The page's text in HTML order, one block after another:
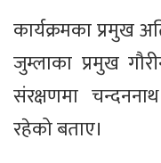
कार्यक्रमका प्रमुख
जुम्लाका प्रमुख
संरक्षणमा
रहेको बताए।